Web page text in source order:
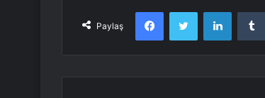
Paylaş
FacebookTwitter LinkedIn